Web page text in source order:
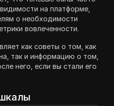
на платформе,
о необходимости
вовлеченности.
как советы о том, как
так и информацию о том,
него, если вы стали его